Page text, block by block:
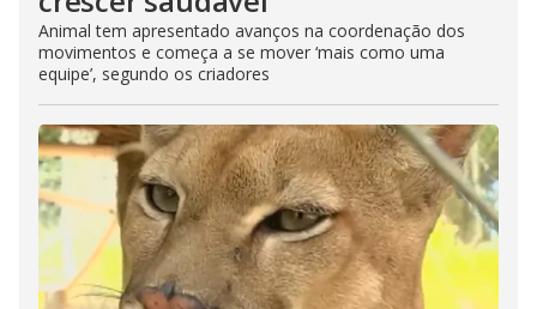
Animal tem apresentado avanços na coordenação dos
movimentos e começa a se mover ‘mais como uma
equipe’, segundo os criadores